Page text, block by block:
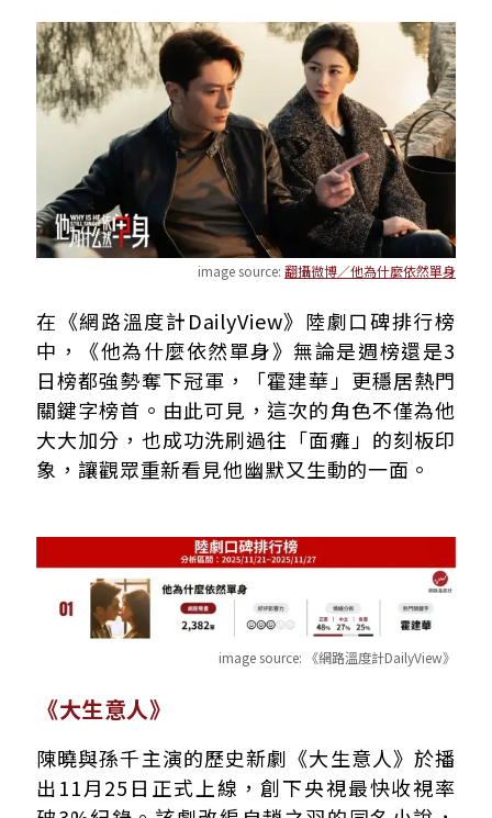
image source: 翻攝微博／他為什麼依然單身
在《網路溫度計DailyView》陸劇口碑排行榜
中，《他為什麼依然單身》無論是週榜還是3
日榜都強勢奪下冠軍，「霍建華」更穩居熱門
關鍵字榜首。由此可見，這次的角色不僅為他
大大加分，也成功洗刷過往「面癱」的刻板印
象，讓觀眾重新看見他幽默又生動的一面。
image source: 《網路溫度計DailyView》
《大生意人》
陳曉與孫千主演的歷史新劇《大生意人》於播
出11月25日正式上線，創下央視最快收視率